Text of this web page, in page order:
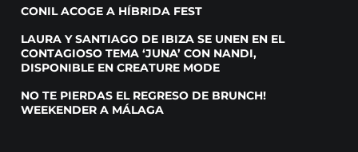
CONIL ACOGE A HÍBRIDA FEST
LAURA Y SANTIAGO DE IBIZA SE UNEN EN EL
CONTAGIOSO TEMA ‘JUNA’ CON NANDI,
DISPONIBLE EN CREATURE MODE
NO TE PIERDAS EL REGRESO DE BRUNCH!
WEEKENDER A MÁLAGA